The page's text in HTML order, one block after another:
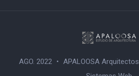
AGO. 2022 • APALOOSA Arquitectos